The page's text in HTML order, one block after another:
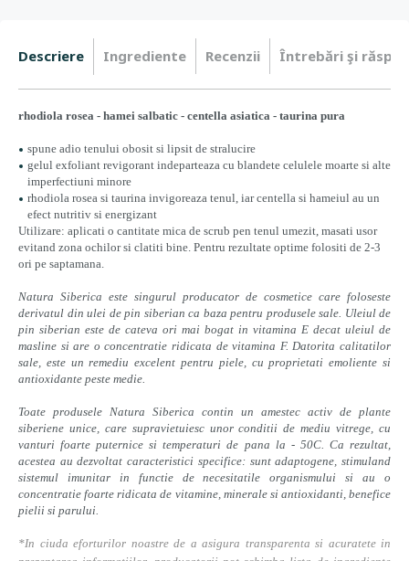
Descriere Ingrediente Recenzii Întrebări şi
rhodiola rosea - hamei salbatic - centella asiatica - taurina pura
spune adio tenului obosit si lipsit de stralucire
gelul exfoliant revigorant indeparteaza cu blandete celulele moarte si alte
imperfectiuni minore
rhodiola rosea si taurina invigoreaza tenul, iar centella si hameiul au un
efect nutritiv si energizant
Utilizare: aplicati o cantitate mica de scrub pen tenul umezit, masati usor
evitand zona ochilor si clatiti bine. Pentru rezultate optime folositi de 2-3
ori pe saptamana.
Natura Siberica este singurul producator de cosmetice care foloseste
derivatul din ulei de pin siberian ca baza pentru produsele sale. Uleiul de
pin siberian este de cateva ori mai bogat in vitamina E decat uleiul de
masline si are o concentratie ridicata de vitamina F. Datorita calitatilor
sale, este un remediu excelent pentru piele, cu proprietati emoliente si
antioxidante peste medie.
Toate produsele Natura Siberica contin un amestec activ de plante
siberiene unice, care supravietuiesc unor conditii de mediu vitrege, cu
vanturi foarte puternice si temperaturi de pana la - 50C. Ca rezultat,
acestea au dezvoltat caracteristici specifice: sunt adaptogene, stimuland
sistemul imunitar in functie de necesitatile organismului si au o
concentratie foarte ridicata de vitamine, minerale si antioxidanti, benefice
pielii si parului.
*In ciuda eforturilor noastre de a asigura transparenta si acuratete in